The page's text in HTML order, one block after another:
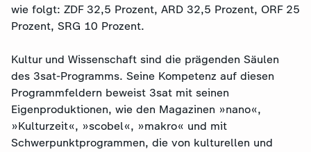
wie folgt: ZDF 32,5 Prozent, ARD 32,5 Prozent, ORF 25
Prozent, SRG 10 Prozent.
Kultur und Wissenschaft sind die prägenden Säulen
des 3sat-Programms. Seine Kompetenz auf diesen
Programmfeldern beweist 3sat mit seinen
Eigenproduktionen, wie den Magazinen »nano«,
»Kulturzeit«, »scobel«, »makro« und mit
Schwerpunktprogrammen, die von kulturellen und